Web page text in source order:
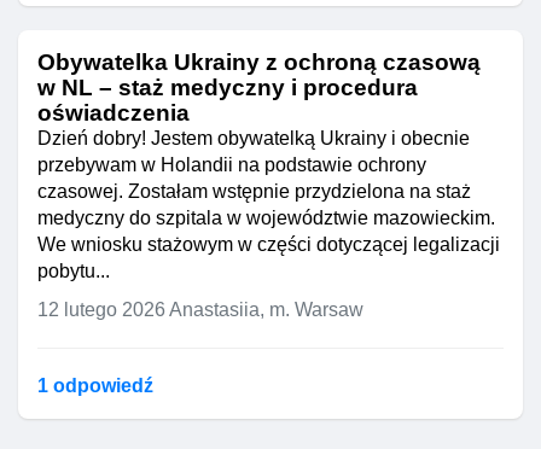
Obywatelka Ukrainy z ochroną czasową
w NL – staż medyczny i procedura
oświadczenia
Dzień dobry! Jestem obywatelką Ukrainy i obecnie
przebywam w Holandii na podstawie ochrony
czasowej. Zostałam wstępnie przydzielona na staż
medyczny do szpitala w województwie mazowieckim.
We wniosku stażowym w części dotyczącej legalizacji
pobytu...
12 lutego 2026 Anastasiia, m. Warsaw
1 odpowiedź